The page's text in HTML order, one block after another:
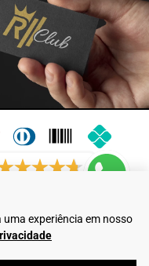
experiência em nosso
10.913.950/0001-60 -
- Franca/SP
- Franca/SP